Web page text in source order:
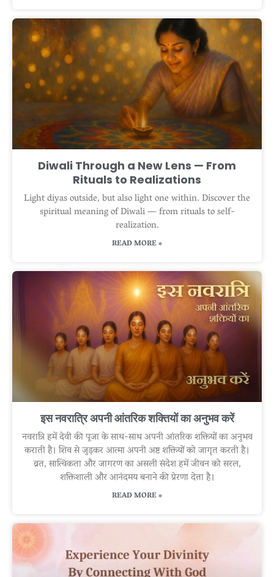
Diwali Through a New Lens — From
Rituals to Realizations
Light diyas outside, but also light one within. Discover the
spiritual meaning of Diwali — from rituals to self-
realization.
READ MORE »
इस नवरात्रि अपनी आंतरिक शक्तियों का अनुभव करें
नवरात्रि हमें देवी की पूजा के साथ-साथ अपनी आंतरिक शक्तियों का अनुभव
कराती है। शिव से जुड़कर आत्मा अपनी अष्ट शक्तियों को जागृत करती है।
व्रत, सात्विकता और जागरण का असली संदेश हमें जीवन को सरल,
शक्तिशाली और आनंदमय बनाने की प्रेरणा देता है।
READ MORE »